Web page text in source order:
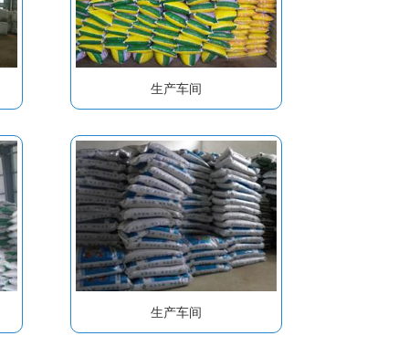
生产车间
生产车间